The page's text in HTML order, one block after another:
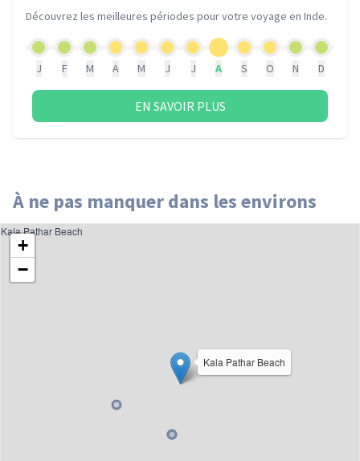
Découvrez les meilleures périodes pour votre voyage en Inde.
J F M A M J J A S O N D
EN SAVOIR PLUS
À ne pas manquer dans les environs
Kala Pathar Beach
+
−
Kala Pathar Beach